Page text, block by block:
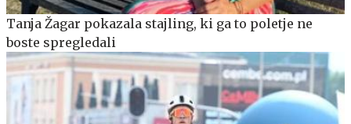
Tanja Žagar pokazala stajling, ki ga to poletje ne
boste spregledali